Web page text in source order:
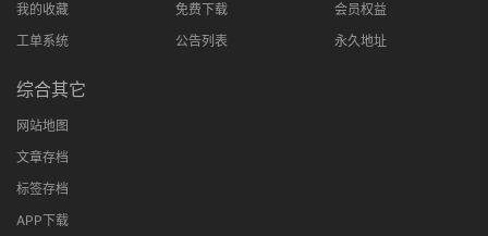
我的收藏
工单系统
免费下载
公告列表
会员权益
永久地址
综合其它
网站地图
文章存档
标签存档
APP下载